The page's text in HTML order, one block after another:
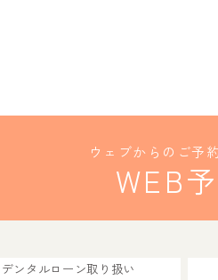
ウェブからのご予
WEB
デンタルローン取り扱い